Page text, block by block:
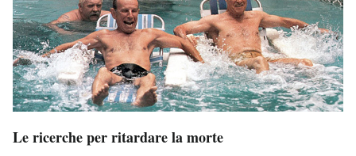
Le ricerche per ritardare la morte